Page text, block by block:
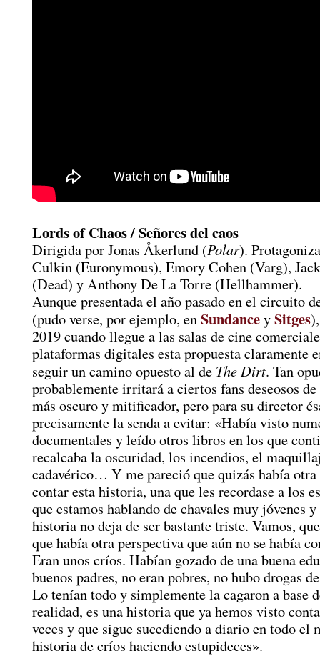
Lords of Chaos / Señores del caos
Dirigida por Jonas Åkerlund (Polar).
Culkin (Euronymous), Emory Cohen (Varg),
(Dead) y Anthony De La Torre (Hellhammer).
Aunque presentada el año pasado en el circuito
(pudo verse, por ejemplo, enSundanceySitges
2019 cuando llegue a las salas de cine
plataformas digitales esta propuesta claramente
seguir un camino opuesto al de The Dirt. Tan
probablemente irritará a ciertos fans deseosos
más oscuro y mitificador, pero para su director
precisamente la senda a evitar: «Había visto
documentales y leído otros libros en los que
recalcaba la oscuridad, los incendios, el
cadavérico… Y me pareció que quizás había otra
contar esta historia, una que les recordase a los
que estamos hablando de chavales muy jóvenes y
historia no deja de ser bastante triste. Vamos,
que había otra perspectiva que aún no se había
Eran unos críos. Habían gozado de una buena
buenos padres, no eran pobres, no hubo drogas
Lo tenían todo y simplemente la cagaron a base
realidad, es una historia que ya hemos visto
veces y que sigue sucediendo a diario en todo el
historia de críos haciendo estupideces».